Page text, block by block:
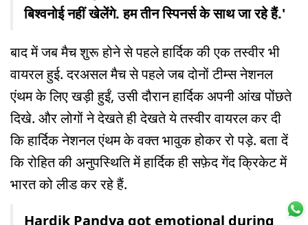
बिश्वनोई नहीं खेलेंगे. हम तीन स्पिनर्स के साथ जा रहे हैं.'
बाद में जब मैच शुरू होने से पहले हार्दिक की एक तस्वीर भी
वायरल हुई. दरअसल मैच से पहले जब दोनों टीम्स नेशनल
एंथम के लिए खड़ी हुईं, उसी दौरान हार्दिक अपनी आंख पोंछते
दिखे. और लोगों ने देखते ही देखते ये तस्वीर वायरल कर दी
कि हार्दिक नेशनल एंथम के वक्त भावुक होकर रो पड़े. बता दें
कि रोहित की अनुपस्थिति में हार्दिक ही सफ़ेद गेंद क्रिकेट में
भारत को लीड कर रहे हैं.
Hardik Pandya got emotional during